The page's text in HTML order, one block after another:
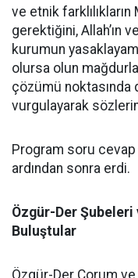
ve etnik farklılıkların
gerektiğini, Allah’ın
kurumun
olursa olun
çözümü noktasında
vurgulayarak
Program soru cevap
ardından sonra erdi.
Özgür-Der Şubeleri
Buluştular
Özgür-Der Çorum